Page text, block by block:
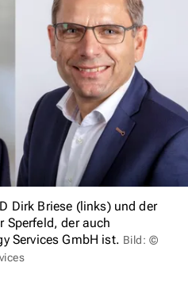
Dirk Briese (links) und der
Sperfeld, der auch
Services GmbH ist. Bild: ©